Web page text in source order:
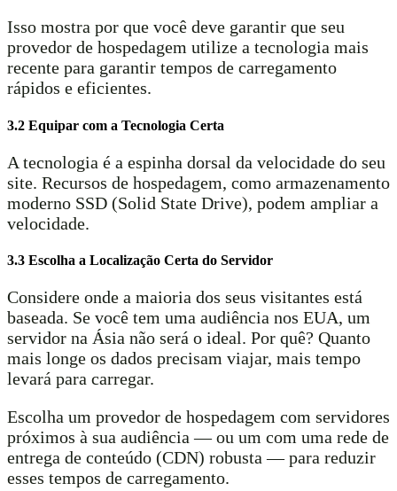
Isso mostra por que você deve garantir que seu
provedor de hospedagem utilize a tecnologia mais
recente para garantir tempos de carregamento
rápidos e eficientes.
3.2 Equipar com a Tecnologia Certa
A tecnologia é a espinha dorsal da velocidade do seu
site. Recursos de hospedagem, como armazenamento
moderno SSD (Solid State Drive), podem ampliar a
velocidade.
3.3 Escolha a Localização Certa do Servidor
Considere onde a maioria dos seus visitantes está
baseada. Se você tem uma audiência nos EUA, um
servidor na Ásia não será o ideal. Por quê? Quanto
mais longe os dados precisam viajar, mais tempo
levará para carregar.
Escolha um provedor de hospedagem com servidores
próximos à sua audiência — ou um com uma rede de
entrega de conteúdo (CDN) robusta — para reduzir
esses tempos de carregamento.